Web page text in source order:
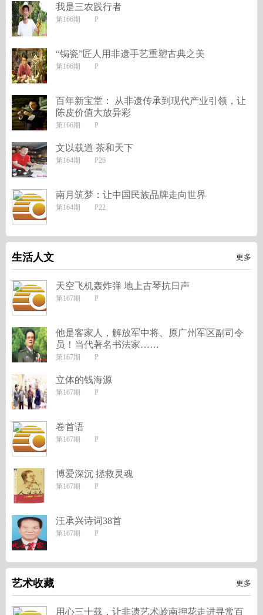
我是三农践行者
第166期 P
“锔瓷”匠人用非遗手艺重塑古典之美
第166期 P
百年新宝堂： 从非遗传承到现代产业引领，让
陈皮价值大放异彩
第166期 P
文以载道 茶和天下
第164期 P26
南月筑梦：让中国民族品牌走向世界
第164期 P22
生活人文 更多
天空飞机轰炸弹 地上古琴抗日声
第167期 P
他是客家人，解放军中将、原广州军区副司令
员！当代著名书法家……
第167期 P
立体的钱海源
第167期 P
卷首语
第167期 P
博爱深沉 拯救灵魂
第167期 P
汪承兴诗词38首
第167期 P
艺术收藏 更多
用心三十载，让非遗艺术岭南押花走进寻常百